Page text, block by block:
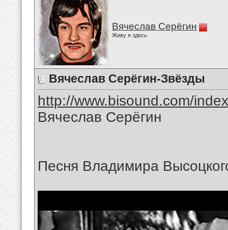
Вячеслав Серёгин
Живу я здесь
Вячеслав Серёгин-Звёзды
http://www.bisound.com/
Вячеслав Серёгин
Песня Владимира